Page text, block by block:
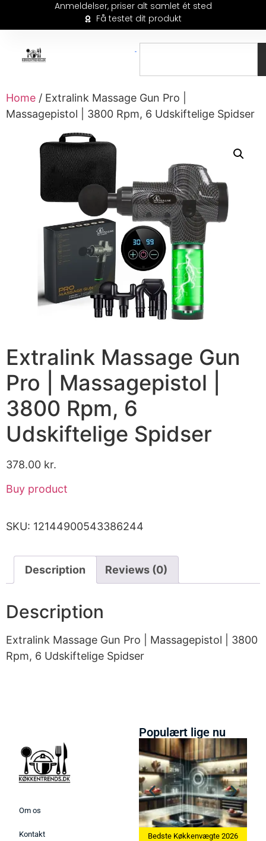
Anmeldelser, priser alt samlet ét sted
Få testet dit produkt
Home / Extralink Massage Gun Pro |
Massagepistol | 3800 Rpm, 6 Udskiftelige Spidser
Extralink Massage Gun
Pro | Massagepistol |
3800 Rpm, 6
Udskiftelige Spidser
378.00 kr.
Buy product
SKU: 12144900543386244
Description Reviews (0)
Description
Extralink Massage Gun Pro | Massagepistol | 3800
Rpm, 6 Udskiftelige Spidser
Om os
Kontakt
Populært lige nu
Bedste Ismaskine 2026 Bedste Køkkenvægte 2026